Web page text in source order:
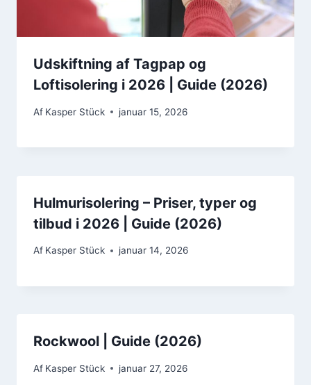
Udskiftning af Tagpap og
Loftisolering i 2026 | Guide (2026)
Af Kasper Stück januar 15, 2026
Hulmurisolering – Priser, typer og
tilbud i 2026 | Guide (2026)
Af Kasper Stück januar 14, 2026
Rockwool | Guide (2026)
Af Kasper Stück januar 27, 2026